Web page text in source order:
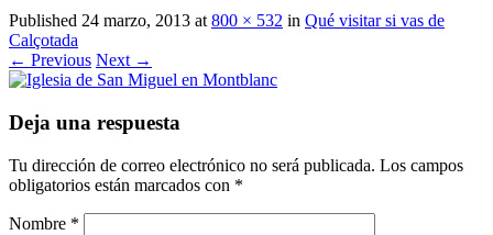
Published 24 marzo, 2013 at 800 × 532 in Qué visitar si vas de
Calçotada
← Previous Next →
Deja una respuesta
Tu dirección de correo electrónico no será publicada. Los campos
obligatorios están marcados con *
Nombre *